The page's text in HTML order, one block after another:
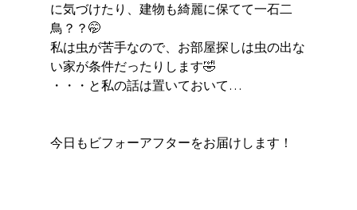
に気づけたり、建物も綺麗に保てて一石二
鳥？？🤭
私は虫が苦手なので、お部屋探しは虫の出な
い家が条件だったりします🤣
・・・と私の話は置いておいて…
今日もビフォーアフターをお届けします！